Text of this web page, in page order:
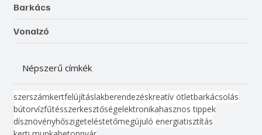
Barkács
Vonalzó
Népszerű címkék
szerszámkertfelújításlakberendezéskreatív ötletbarkácsolás
bútorvízfűtésszerkesztőségelektronikahasznos tippek
dísznövényhőszigeteléstetőmegújuló energiatisztítás